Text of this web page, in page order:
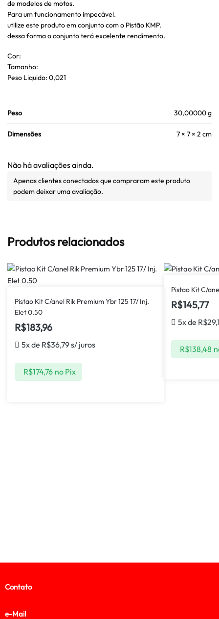
de modelos de motos.
Para um funcionamento impecável.
utilize este produto em conjunto com o Pistão KMP.
dessa forma o conjunto terá excelente rendimento.
Cor:
Tamanho:
Peso Liquido: 0,021
Peso 30,00000 g
Dimensões 7 × 7 × 2 cm
Não há avaliações ainda.
Apenas clientes conectados que compraram este produto
podem deixar uma avaliação.
Produtos relacionados
Pistao Kit C/anel Rik Premium Ybr 125 17/ Inj.
Elet 0.50
R$183,96
5x de R$36,79s/ juros
R$174,76 no Pix
Pistao Kit C/
R$145,77
5x de R$
R$138,48
Contato
e-Mail